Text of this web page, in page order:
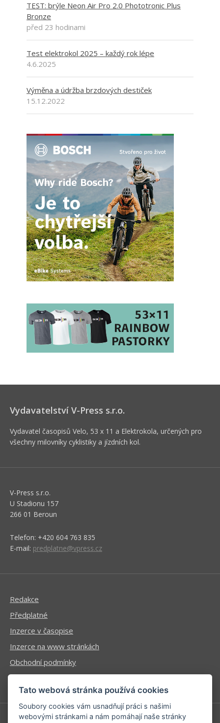
TEST: brýle Neon Air Pro 2.0 Phototronic Plus
Bronze
před 23 hodinami
Test elektrokol 2025 – každý rok lépe
4.6.2025
Výměna a údržba brzdových destiček
15.12.2022
Vydavatelství V-Press s.r.o.
Vydavatel časopisů Velo, 53 x 11 a Elektrokola, určených pro
všechny milovníky cyklistiky a jízdních kol.
V-Press s.r.o.
U Stadionu 157
266 01 Beroun
Telefon: +420 604 763 835
E-mail: predplatne@vpress.cz
Redakce
Předplatné
Inzerce v časopise
Inzerce na www stránkách
Obchodní podmínky
Ochrana osobních údajů
Tato webová stránka používá cookies
Soubory cookies vám usnadňují práci s našimi
webovými stránkami a nám pomáhají naše stránky